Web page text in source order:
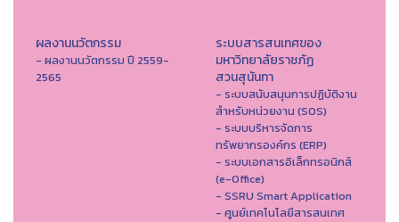
ผลงานนวัตกรรม
- ผลงานนวัตกรรม ปี 2559-
2565
ระบบสารสนเทศของ
มหาวิทยาลัยราชภัฏ
สวนสุนันทา
- ระบบสนับสนุนการปฏิบัติงาน
สำหรับหน่วยงาน (SOS)
- ระบบบริหารจัดการ
ทรัพยากรองค์กร (ERP)
- ระบบเอกสารอิเล็กทรอนิกส์
(e-Office)
- SSRU Smart Application
- ศูนย์เทคโนโลยีสารสนเทศ